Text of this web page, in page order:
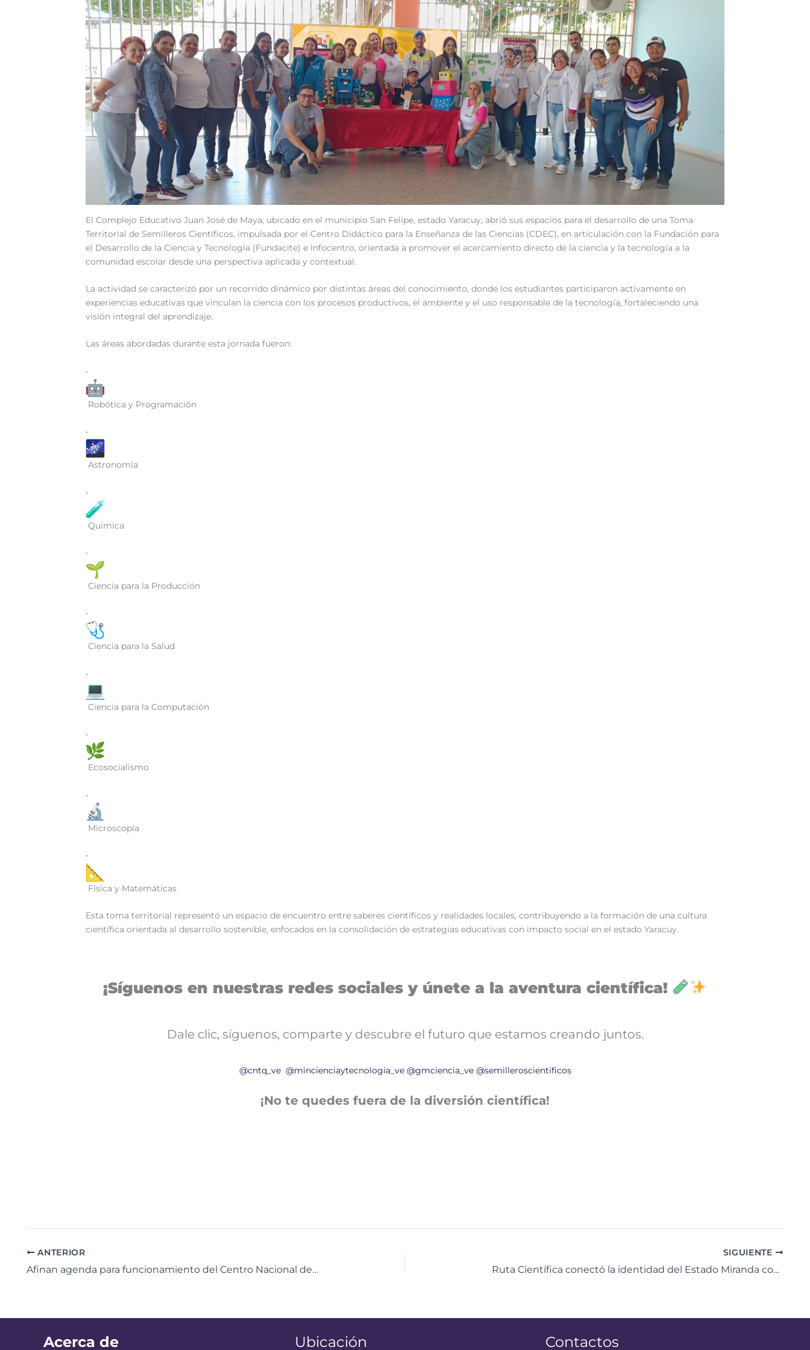
El Complejo Educativo Juan José de Maya, ubicado en el municipio San Felipe, estado Yaracuy, abrió sus espacios para el desarrollo de una Toma
Territorial de Semilleros Científicos, impulsada por el Centro Didáctico para la Enseñanza de las Ciencias (CDEC), en articulación con la Fundación para
el Desarrollo de la Ciencia y Tecnología (Fundacite) e Infocentro, orientada a promover el acercamiento directo de la ciencia y la tecnología a la
comunidad escolar desde una perspectiva aplicada y contextual.
La actividad se caracterizó por un recorrido dinámico por distintas áreas del conocimiento, donde los estudiantes participaron activamente en
experiencias educativas que vinculan la ciencia con los procesos productivos, el ambiente y el uso responsable de la tecnología, fortaleciendo una
visión integral del aprendizaje.
Las áreas abordadas durante esta jornada fueron:
•
Robótica y Programación
•
Astronomía
•
Química
•
Ciencia para la Producción
•
Ciencia para la Salud
•
Ciencia para la Computación
•
Ecosocialismo
•
Microscopía
•
Física y Matemáticas
Esta toma territorial representó un espacio de encuentro entre saberes científicos y realidades locales, contribuyendo a la formación de una cultura
científica orientada al desarrollo sostenible, enfocados en la consolidación de estrategias educativas con impacto social en el estado Yaracuy.
¡Síguenos en nuestras redes sociales y únete a la aventura científica!
Dale clic, síguenos, comparte y descubre el futuro que estamos creando juntos.
@cntq_ve @mincienciaytecnologia_ve @gmciencia_ve @semilleroscientificos
¡No te quedes fuera de la diversión científica!
ANTERIOR
Afinan agenda para funcionamiento del Centro Nacional de Defensa y Seguridad Cibernética
SIGUIENTE
Ruta Científica conectó la identidad del Estado Miranda con las nuevas tecnologías
Acerca de Ubicación Contactos